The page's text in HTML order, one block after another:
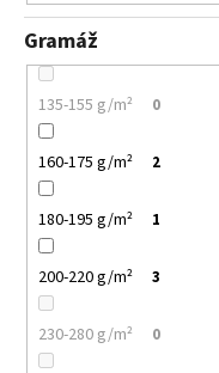
Gramáž
135-155 g/m² 0
160-175 g/m² 2
180-195 g/m² 1
200-220 g/m² 3
230-280 g/m² 0